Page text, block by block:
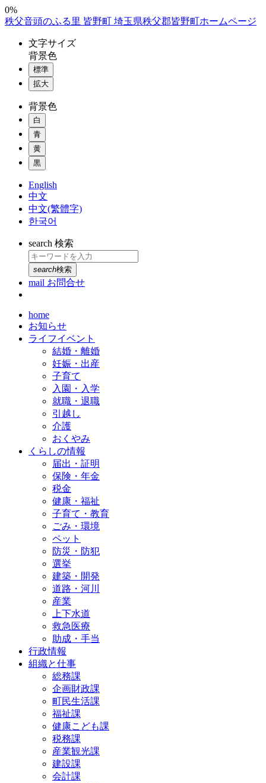
コ
ン
0%
秩父音頭のふる里 皆野町 埼玉県秩父郡皆野町ホームページ
文字サイズ
背景色
標準
拡大
背景色
白
青
黄
黒
English
中文
中文(繁體字)
한국어
search 検索
search検索
mail お問合せ
home
お知らせ
ライフイベント
結婚・離婚
妊娠・出産
子育て
入園・入学
就職・退職
引越し
介護
おくやみ
くらしの情報
届出・証明
保険・年金
税金
健康・福祉
子育て・教育
ごみ・環境
ペット
防災・防犯
選挙
建築・開発
道路・河川
産業
上下水道
救急医療
助成・手当
行政情報
組織と仕事
総務課
企画財政課
町民生活課
福祉課
健康こども課
税務課
産業観光課
建設課
会計課